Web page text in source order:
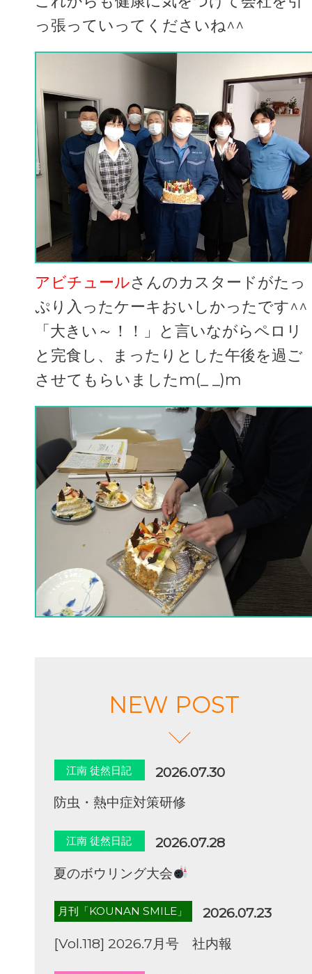
っ張っていってくださいね^^
アビチュールさんのカスタードがたっ
ぷり入ったケーキおいしかったです^^
「大きい～！！」と言いながらペロリ
と完食し、まったりとした午後を過ご
させてもらいましたm(_ _)m
NEW POST
江南 徒然日記
2026.07.30
防虫・熱中症対策研修
江南 徒然日記
2026.07.28
夏のボウリング大会
月刊「KOUNAN SMILE」
2026.07.23
[Vol.118] 2026.7月号 社内報